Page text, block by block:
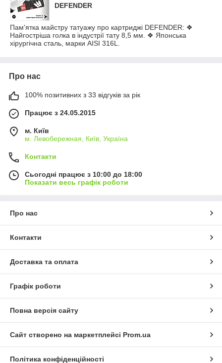
DEFENDER
Пам'ятка майстру татуажу про картриджі DEFENDER: ❖
Найгостріша голка в індустрії тату 8,5 мм. ❖ Японська
хірургічна сталь, марки AISI 316L.
Про нас
100% позитивних з 33 відгуків за рік
Працює з 24.05.2015
м. Київ
м. Левобережная, Київ, Україна
Контакти
Сьогодні працює з 10:00 до 18:00
Показати весь графік роботи
Про нас
Контакти
Доставка та оплата
Графік роботи
Повна версія сайту
Сайт створено на маркетплейсі Prom.ua
Політика конфіденційності